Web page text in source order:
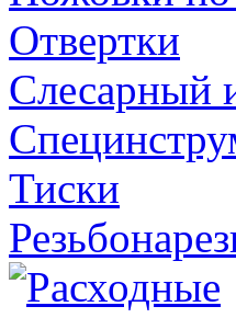
Отвертки
Слесарный
Тиски